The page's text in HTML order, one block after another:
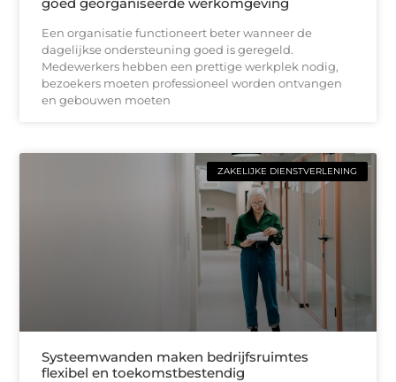
Een organisatie functioneert beter wanneer de
dagelijkse ondersteuning goed is geregeld.
Medewerkers hebben een prettige werkplek nodig,
bezoekers moeten professioneel worden ontvangen
en gebouwen moeten
ZAKELIJKE DIENSTVERLENING
Systeemwanden maken bedrijfsruimtes
flexibel en toekomstbestendig